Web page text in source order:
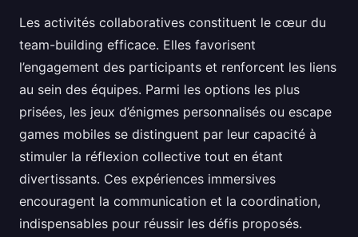
Les activités collaboratives constituent le cœur du
team-building efficace. Elles favorisent
l’engagement des participants et renforcent les liens
au sein des équipes. Parmi les options les plus
prisées, les jeux d’énigmes personnalisés ou escape
games mobiles se distinguent par leur capacité à
stimuler la réflexion collective tout en étant
divertissants. Ces expériences immersives
encouragent la communication et la coordination,
indispensables pour réussir les défis proposés.